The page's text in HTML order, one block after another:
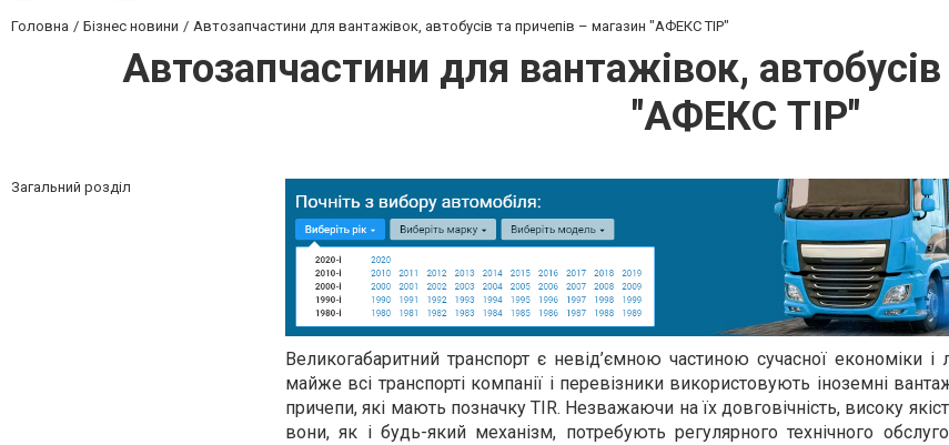
Головна Бізнес новини Автозапчастини для вантажівок, автобусів та причепів – магазин "АФЕКС ТІР"
Автозапчастини для вантажівок,
"АФЕКС ТІР"
Загальний розділ
Великогабаритний транспорт є невід’ємною частиною сучасної економіки і
майже всі транспорті компанії і перевізники використовують іноземні
причепи, які мають позначку TIR. Незважаючи на їх довговічність, високу
вони, як і будь-який механізм, потребують регулярного технічного